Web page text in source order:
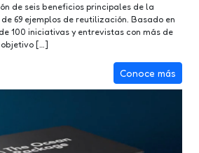
de seis beneficios principales de la
69 ejemplos de reutilización. Basado en
100 iniciativas y entrevistas con más de
objetivo […]
Conoce más